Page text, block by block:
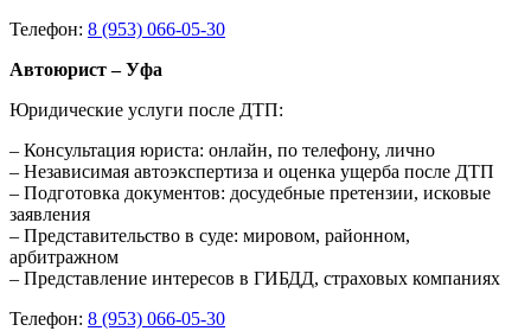
Телефон: 8 (953) 066-05-30
Автоюрист – Уфа
Юридические услуги после ДТП:
– Консультация юриста: онлайн, по телефону, лично
– Независимая автоэкспертиза и оценка ущерба после ДТП
– Подготовка документов: досудебные претензии, исковые
заявления
– Представительство в суде: мировом, районном,
арбитражном
– Представление интересов в ГИБДД, страховых компаниях
Телефон: 8 (953) 066-05-30